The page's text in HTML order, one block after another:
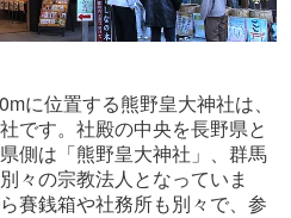
に位置する熊野皇大神社は、
です。社殿の中央を長野県と
側は「熊野皇大神社」、群馬
々の宗教法人となっていま
賽銭箱や社務所も別々で、参